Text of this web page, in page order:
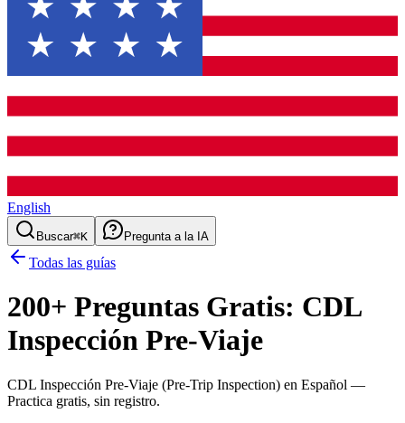
English
Buscar⌘K Pregunta a la IA
Todas las guías
200+ Preguntas Gratis: CDL
Inspección Pre-Viaje
CDL Inspección Pre-Viaje (Pre-Trip Inspection) en Español —
Practica gratis, sin registro.